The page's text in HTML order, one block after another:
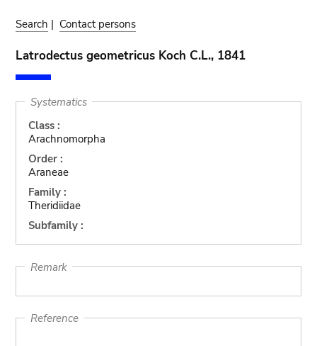
Search | Contact persons
Latrodectus geometricus Koch C.L., 1841
Systematics
Class :
Arachnomorpha
Order :
Araneae
Family :
Theridiidae
Subfamily :
Remark
Reference